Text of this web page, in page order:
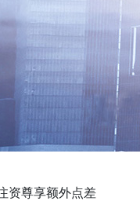
资尊享额外点差